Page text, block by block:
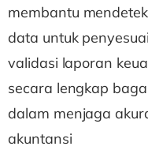
membantu
data untuk
validasi laporan
secara lengkap
dalam menjaga
akuntansi